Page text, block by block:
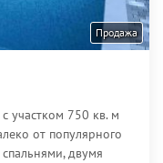
Продажа
участком 750 кв. м
от популярного
двумя